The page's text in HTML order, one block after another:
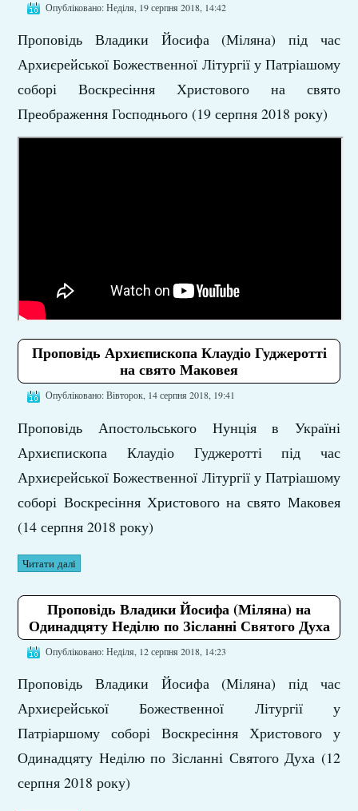
Опубліковано: Неділя, 19 серпня 2018, 14:42
Проповідь Владики Йосифа (Міляна) під час
Архиєрейської Божественної Літургії у Патріашому
соборі Воскресіння Христового на свято
Преображення Господнього (19 серпня 2018 року)
Проповідь Архиєпископа Клаудіо Гуджеротті
на свято Маковея
Опубліковано: Вівторок, 14 серпня 2018, 19:41
Проповідь Апостольського Нунція в Україні
Архиєпископа Клаудіо Гуджеротті під час
Архиєрейської Божественної Літургії у Патріашому
соборі Воскресіння Христового на свято Маковея
(14 серпня 2018 року)
Читати далі
Проповідь Владики Йосифа (Міляна) на
Одинадцяту Неділю по Зісланні Святого Духа
Опубліковано: Неділя, 12 серпня 2018, 14:23
Проповідь Владики Йосифа (Міляна) під час
Архиєрейської Божественної Літургії у
Патріаршому соборі Воскресіння Христового у
Одинадцяту Неділю по Зісланні Святого Духа (12
серпня 2018 року)